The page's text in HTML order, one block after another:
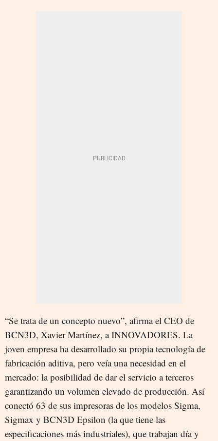
“Se trata de un concepto nuevo”, afirma el CEO de
BCN3D, Xavier Martínez, a INNOVADORES. La
joven empresa ha desarrollado su propia tecnología de
fabricación aditiva, pero veía una necesidad en el
mercado: la posibilidad de dar el servicio a terceros
garantizando un volumen elevado de producción. Así
conectó 63 de sus impresoras de los modelos Sigma,
Sigmax y BCN3D Epsilon (la que tiene las
especificaciones más industriales), que trabajan día y